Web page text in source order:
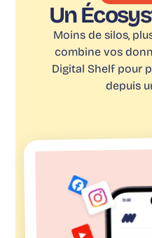
Un
Moins de silos,
combine vos
Digital Shelf pour
depuis